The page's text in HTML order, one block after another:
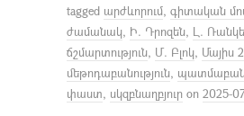
tagged արժևորում, գիտական
ժամանակ, Ի. Դրոզեն, Լ. Ռանկե
ճշմարտություն, Մ. Բլոկ, Մայիս
մեթոդաբանություն,
փաստ, սկզբնաղբյուր on 2025-